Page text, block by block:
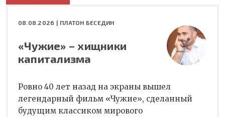
08.08.2026 | ПЛАТОН БЕСЕДИН
«Чужие» – хищники
капитализма
Ровно 40 лет назад на экраны вышел
легендарный фильм «Чужие», сделанный
будущим классиком мирового